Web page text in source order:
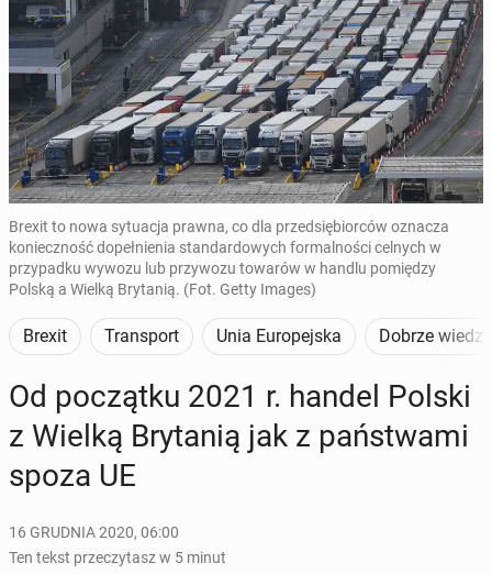
Brexit to nowa sytuacja prawna, co dla przedsiębiorców oznacza
konieczność dopełnienia standardowych formalności celnych w
przypadku wywozu lub przywozu towarów w handlu pomiędzy
Polską a Wielką Brytanią. (Fot. Getty Images)
Brexit Transport Unia Europejska Dobrze
Od po­cząt­ku 2021 r. handel Polski
z Wielką Bry­ta­nią jak z pań­stwa­mi
spoza UE
16 GRUDNIA 2020, 06:00
Ten tekst przeczytasz w 5 minut